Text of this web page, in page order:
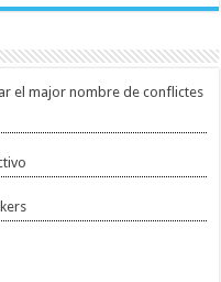
el major nombre de conflictes